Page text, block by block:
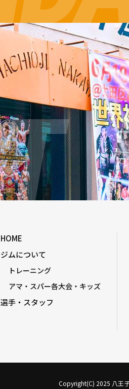
HOME
ジムについて
トレーニング
アマ・スパー各大会・キッズ
選手・スタッフ
Copyright(C) 2025 八王